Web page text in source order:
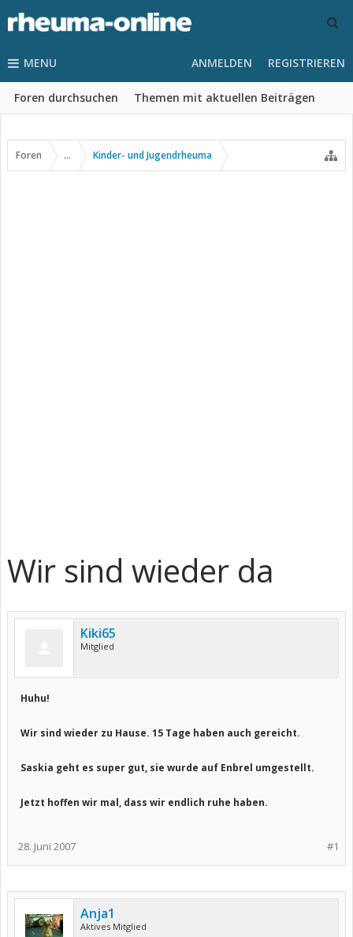
MENU
Foren durchsuchen Themen mit aktuellen Beiträgen
ANMELDEN REGISTRIEREN
Foren ... Kinder- und Jugendrheuma
Wir sind wieder da
Kiki65
Mitglied
Huhu!
Wir sind wieder zu Hause. 15 Tage haben auch gereicht.
Saskia geht es super gut, sie wurde auf Enbrel umgestellt.
Jetzt hoffen wir mal, dass wir endlich ruhe haben.
#1
28. Juni 2007
Anja1
Aktives Mitglied